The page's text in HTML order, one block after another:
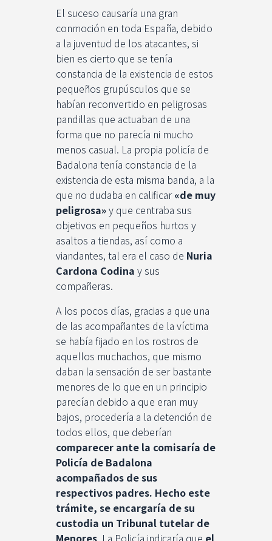
El suceso causaría una gran
conmoción en toda España, debido
a la juventud de los atacantes, si
bien es cierto que se tenía
constancia de la existencia de estos
pequeños grupúsculos que se
habían reconvertido en peligrosas
pandillas que actuaban de una
forma que no parecía ni mucho
menos casual. La propia policía de
Badalona tenía constancia de la
existencia de esta misma banda, a la
que no dudaba en calificar«de muy
peligrosa»y que centraba sus
objetivos en pequeños hurtos y
asaltos a tiendas, así como a
viandantes, tal era el caso de Nuria
Cardona Codina y sus
compañeras.
A los pocos días, gracias a que una
de las acompañantes de la víctima
se había fijado en los rostros de
aquellos muchachos, que mismo
daban la sensación de ser bastante
menores de lo que en un principio
parecían debido a que eran muy
bajos, procedería a la detención de
todos ellos, que deberían
comparecer ante la comisaría de
Policía de Badalona
acompañados de sus
respectivos padres. Hecho este
trámite, se encargaría de su
custodia un Tribunal tutelar de
Menores. La Policía indicaría que el